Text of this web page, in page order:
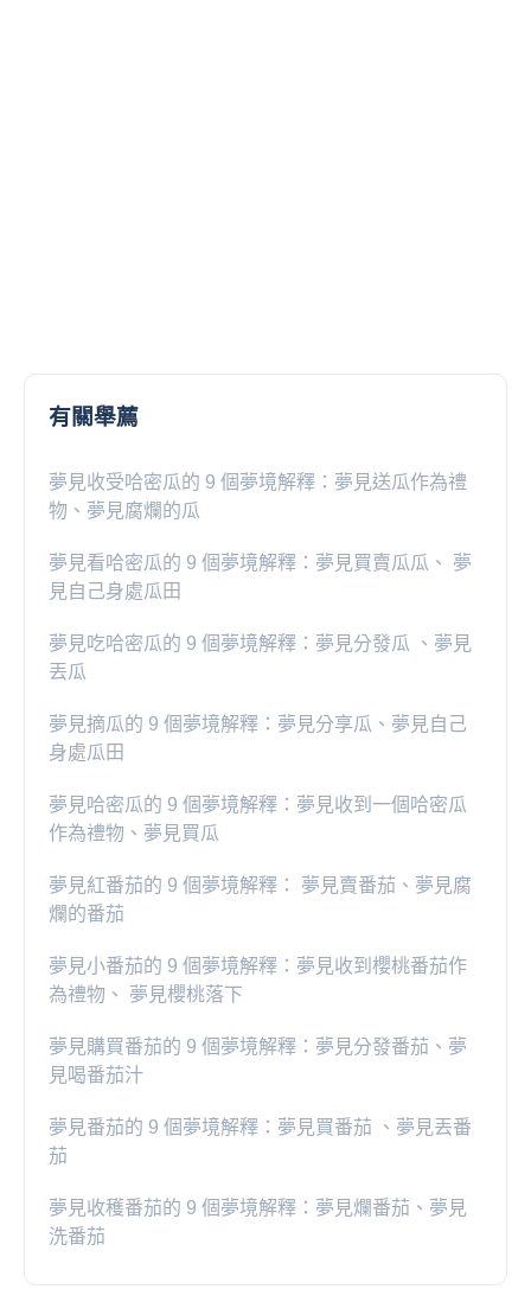
有關舉薦
夢見收受哈密瓜的 9 個夢境解釋：夢見送瓜作為禮
物、夢見腐爛的瓜
夢見看哈密瓜的 9 個夢境解釋：夢見買賣瓜瓜、 夢
見自己身處瓜田
夢見吃哈密瓜的 9 個夢境解釋：夢見分發瓜 、夢見
丟瓜
夢見摘瓜的 9 個夢境解釋：夢見分享瓜、夢見自己
身處瓜田
夢見哈密瓜的 9 個夢境解釋：夢見收到一個哈密瓜
作為禮物、夢見買瓜
夢見紅番茄的 9 個夢境解釋： 夢見賣番茄、夢見腐
爛的番茄
​夢見小番茄的 9 個夢境解釋：夢見收到櫻桃番茄作
為禮物、 夢見櫻桃落下
夢見購買番茄的 9 個夢境解釋：夢見分發番茄、夢
見喝番茄汁
夢見番茄的 9 個夢境解釋：夢見買番茄 、夢見丟番
茄
夢見收穫番茄的 9 個夢境解釋：夢見爛番茄、夢見
洗番茄